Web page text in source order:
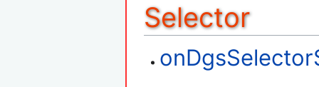
Selector